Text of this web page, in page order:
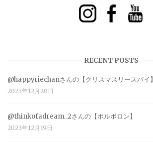
RECENT POSTS
@happyriechanさんの【クリスマスリースパイ】
2023年12月20日
@thinkofadream_2さんの【ポルボロン】
2023年12月19日